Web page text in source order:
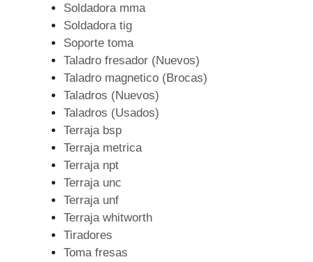
Soldadora mma
Soldadora tig
Soporte toma
Taladro fresador (Nuevos)
Taladro magnetico (Brocas)
Taladros (Nuevos)
Taladros (Usados)
Terraja bsp
Terraja metrica
Terraja npt
Terraja unc
Terraja unf
Terraja whitworth
Tiradores
Toma fresas